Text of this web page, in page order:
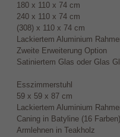
180 x 110 x 74 cm
240 x 110 x 74 cm
(308) x 110 x 74 cm
Lackiertem Aluminium
Zweite Erweiterung Option
Satiniertem Glas oder Glas
Esszimmerstuhl
59 x 59 x 87 cm
Lackiertem Aluminium
Caning in Batyline (16 Farben)
Armlehnen in Teakholz